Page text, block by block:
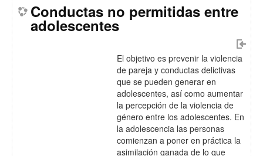
Conductas no permitidas entre
adolescentes
El objetivo es prevenir la violencia
de pareja y conductas delictivas
que se pueden generar en
adolescentes, así como aumentar
la percepción de la violencia de
género entre los adolescentes. En
la adolescencia las personas
comienzan a poner en práctica la
asimilación ganada de lo que